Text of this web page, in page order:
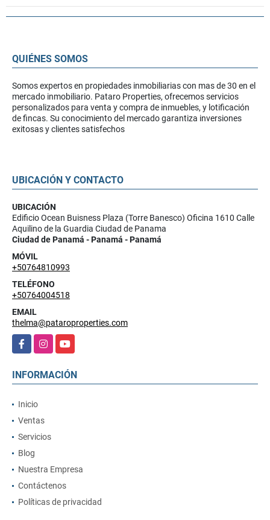
QUIÉNES SOMOS
Somos expertos en propiedades inmobiliarias con mas de 30 en el
mercado inmobiliario. Pataro Properties, ofrecemos servicios
personalizados para venta y compra de inmuebles, y lotificación
de fincas. Su conocimiento del mercado garantiza inversiones
exitosas y clientes satisfechos
UBICACIÓN Y CONTACTO
UBICACIÓN
Edificio Ocean Buisness Plaza (Torre Banesco) Oficina 1610 Calle
Aquilino de la Guardia Ciudad de Panama
Ciudad de Panamá - Panamá - Panamá
MÓVIL
+50764810993
TELÉFONO
+50764004518
EMAIL
thelma@pataroproperties.com
FacebookInstagramYouTube
INFORMACIÓN
Inicio
Ventas
Servicios
Blog
Nuestra Empresa
Contáctenos
Políticas de privacidad